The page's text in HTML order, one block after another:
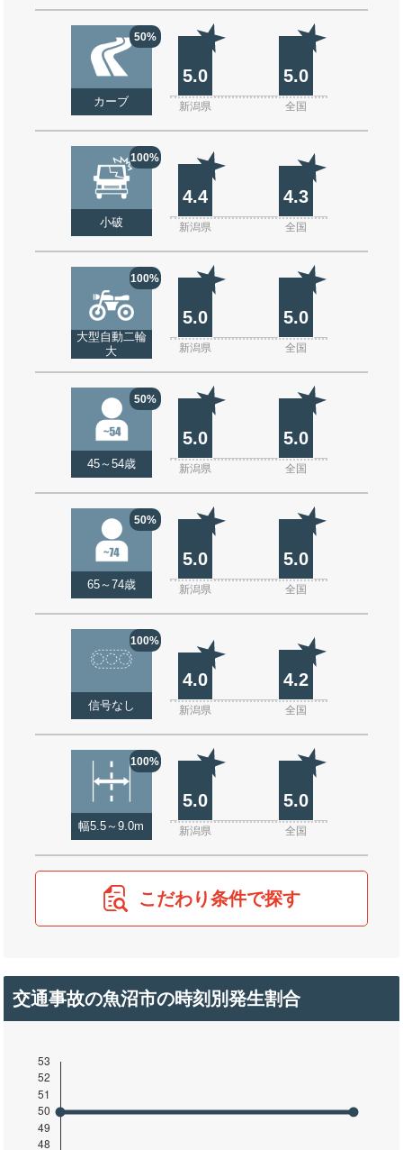
50%
カーブ
5.0 5.0
新潟県 全国
100%
小破
4.4 4.3
新潟県 全国
100%
大型自動二輪
大
5.0 5.0
新潟県 全国
50%
45～54歳
5.0 5.0
新潟県 全国
50%
65～74歳
5.0 5.0
新潟県 全国
100%
信号なし
4.0 4.2
新潟県 全国
100%
幅5.5～9.0m
5.0 5.0
新潟県 全国
こだわり条件で探す
交通事故の魚沼市の時刻別発生割合